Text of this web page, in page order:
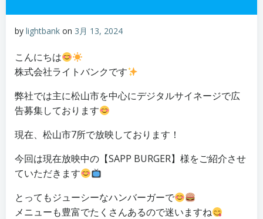
by lightbank on 3月 13, 2024
こんにちは
株式会社ライトバンクです
弊社では主に松山市を中心にデジタルサイネージで広
告募集しております
現在、松山市7所で放映しております！
今回は現在放映中の【SAPP BURGER】様をご紹介させ
ていただきます
とってもジューシーなハンバーガーで
メニューも豊富でたくさんあるので迷いますね